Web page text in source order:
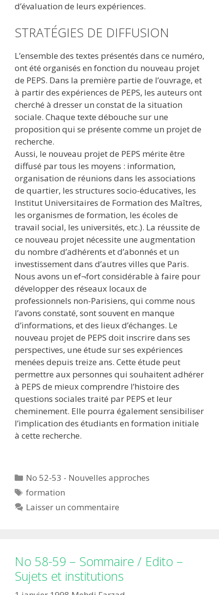
d’évaluation de leurs expériences.
STRATÉGIES DE DIFFUSION
L’ensemble des textes présentés dans ce numéro,
ont été organisés en fonction du nouveau projet
de PEPS. Dans la première partie de l’ouvrage, et
à partir des expériences de PEPS, les auteurs ont
cherché à dresser un constat de la situation
sociale. Chaque texte débouche sur une
proposition qui se présente comme un projet de
recherche.
Aussi, le nouveau projet de PEPS mérite être
diffusé par tous les moyens : information,
organisation de réunions dans les associations
de quartier, les structures socio-éducatives, les
Institut Universitaires de Formation des Maîtres,
les organismes de formation, les écoles de
travail social, les universités, etc.). La réussite de
ce nouveau projet nécessite une augmentation
du nombre d’adhérents et d’abonnés et un
investissement dans d’autres villes que Paris.
Nous avons un ef¬fort considérable à faire pour
développer des réseaux locaux de
professionnels non-Parisiens, qui comme nous
l’avons constaté, sont souvent en manque
d’informations, et des lieux d’échanges. Le
nouveau projet de PEPS doit inscrire dans ses
perspectives, une étude sur ses expériences
menées depuis treize ans. Cette étude peut
permettre aux personnes qui souhaitent adhérer
à PEPS de mieux comprendre l’histoire des
questions sociales traité par PEPS et leur
cheminement. Elle pourra également sensibiliser
l’implication des étudiants en formation initiale
à cette recherche.
Catégories
No 52-53 - Nouvelles approches
Étiquettes
formation
Laisser un commentaire
No 58-59 – Sommaire / Edito –
Sujets et institutions